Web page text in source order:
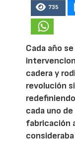
735
Cada año
cadera y
revolución
cada uno
fabricación